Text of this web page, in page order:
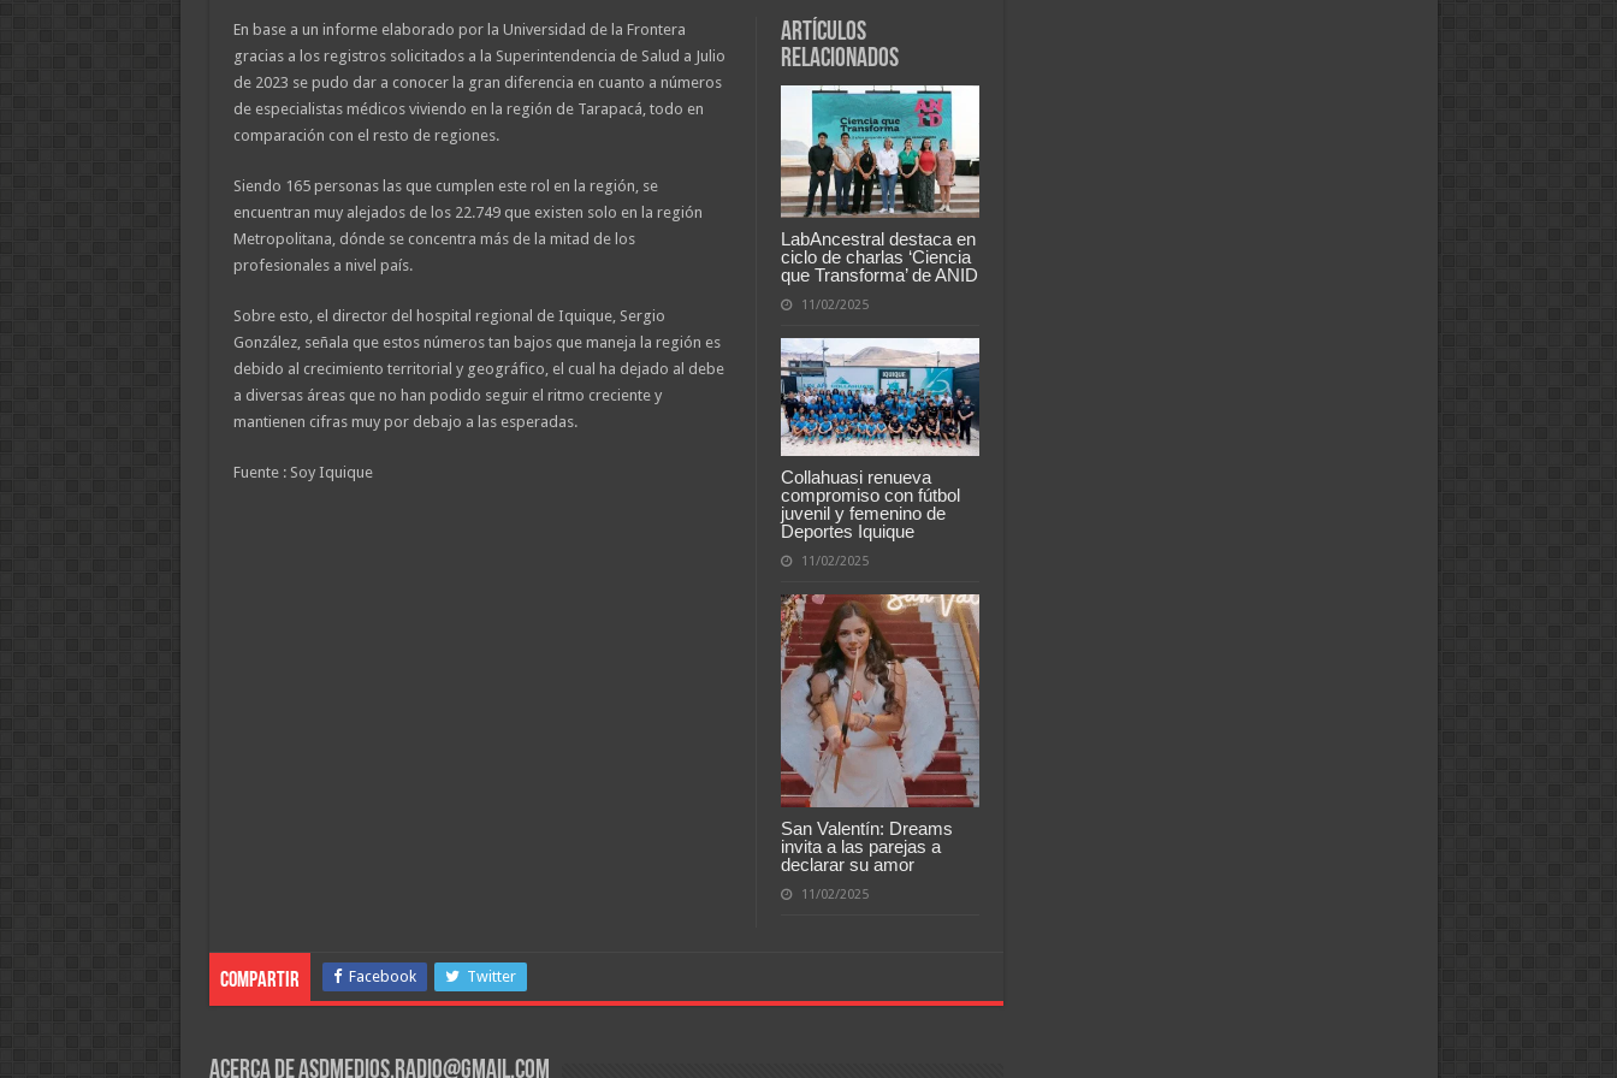
Artículos
relacionados
LabAncestral destaca en
ciclo de charlas ‘Ciencia
que Transforma’ de ANID
11/02/2025
Collahuasi renueva
compromiso con fútbol
juvenil y femenino de
Deportes Iquique
11/02/2025
San Valentín: Dreams
invita a las parejas a
declarar su amor
11/02/2025
En base a un informe elaborado por la Universidad de la Frontera
gracias a los registros solicitados a la Superintendencia de Salud a Julio
de 2023 se pudo dar a conocer la gran diferencia en cuanto a números
de especialistas médicos viviendo en la región de Tarapacá, todo en
comparación con el resto de regiones.
Siendo 165 personas las que cumplen este rol en la región, se
encuentran muy alejados de los 22.749 que existen solo en la región
Metropolitana, dónde se concentra más de la mitad de los
profesionales a nivel país.
Sobre esto, el director del hospital regional de Iquique, Sergio
González, señala que estos números tan bajos que maneja la región es
debido al crecimiento territorial y geográfico, el cual ha dejado al debe
a diversas áreas que no han podido seguir el ritmo creciente y
mantienen cifras muy por debajo a las esperadas.
Fuente : Soy Iquique
Compartir Facebook Twitter
Acerca de asdmedios.radio@gmail.com